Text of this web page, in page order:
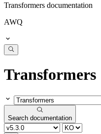
Transformers documentation
AWQ
Transformers
Search documentation